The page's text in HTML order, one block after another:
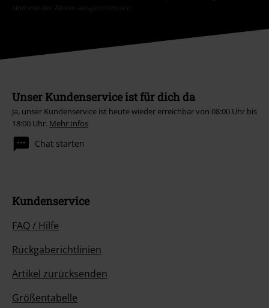
sind von der Aktion ausgeschlossen.
Unser Kundenservice ist für dich da
Ja, unser Kundenservice ist heute wieder erreichbar von 08:00 Uhr bis
18:00 Uhr. Mehr Infos
Chat starten
Kundenservice
FAQ / Hilfe
Rückgaberichtlinien
Artikel zurücksenden
Größentabelle